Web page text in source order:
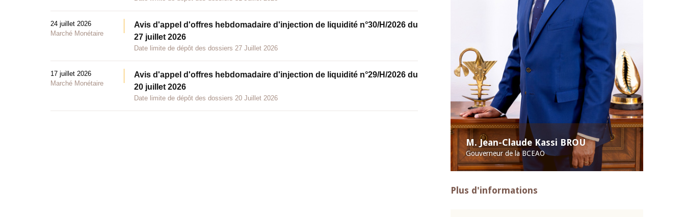
M. Jean-Claude Kassi BROU
Gouverneur de la BCEAO
Plus d'informations
24 juillet 2026
Marché Monétaire
Avis d'appel d'offres hebdomadaire d'injection de liquidité n°30/H/2026 du
27 juillet 2026
Date limite de dépôt des dossiers 27 Juillet 2026
17 juillet 2026
Marché Monétaire
Avis d'appel d'offres hebdomadaire d'injection de liquidité n°29/H/2026 du
20 juillet 2026
Date limite de dépôt des dossiers 20 Juillet 2026